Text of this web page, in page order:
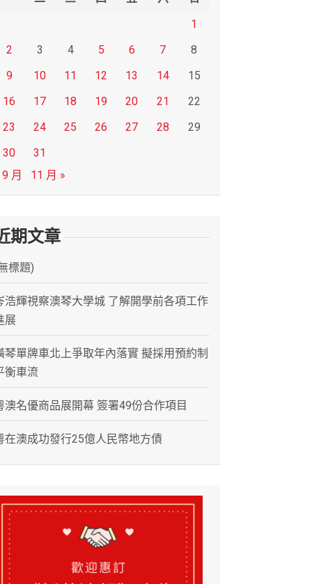
1
2
3 4 5 6 7
8
9
10 11 12 13 14
15
16
17 18 19 20 21
22
23
24 25 26 27 28
29
30
31
月
11 月 »
期文章
標題)
浩輝視察澳琴大學城 了解開學前各項工作
展
琴單牌車北上爭取年內落實 擬採用預約制
衡車流
澳名優商品展開幕 簽署49份合作項目
在澳成功發行25億人民幣地方債